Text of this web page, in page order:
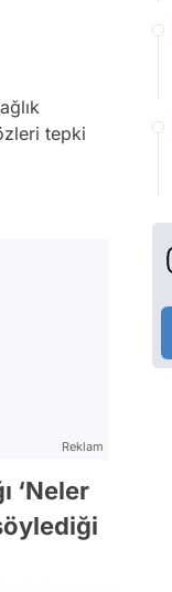
tepki
Reklam
‘Neler